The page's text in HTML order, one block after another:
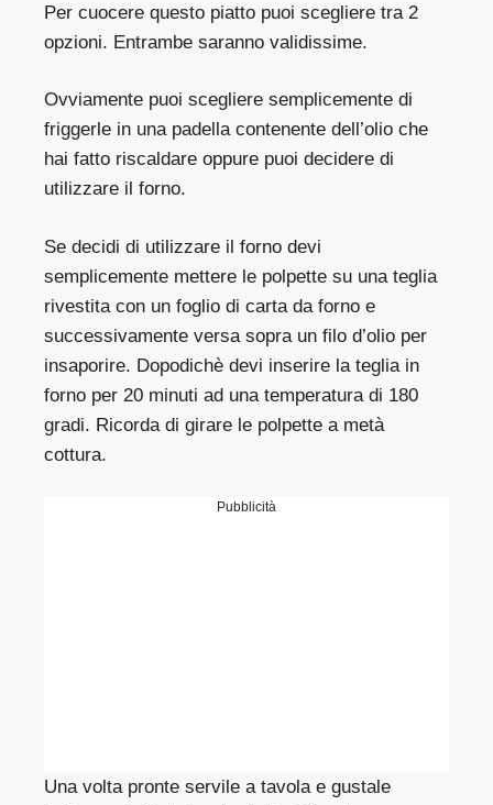
Per cuocere questo piatto puoi scegliere tra 2
opzioni. Entrambe saranno validissime.
Ovviamente puoi scegliere semplicemente di
friggerle in una padella contenente dell’olio che
hai fatto riscaldare oppure puoi decidere di
utilizzare il forno.
Se decidi di utilizzare il forno devi
semplicemente mettere le polpette su una teglia
rivestita con un foglio di carta da forno e
successivamente versa sopra un filo d’olio per
insaporire. Dopodichè devi inserire la teglia in
forno per 20 minuti ad una temperatura di 180
gradi. Ricorda di girare le polpette a metà
cottura.
Pubblicità
Una volta pronte servile a tavola e gustale